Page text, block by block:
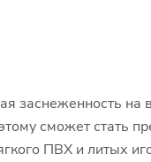
заснеженность
сможет стать
ПВХ и литых